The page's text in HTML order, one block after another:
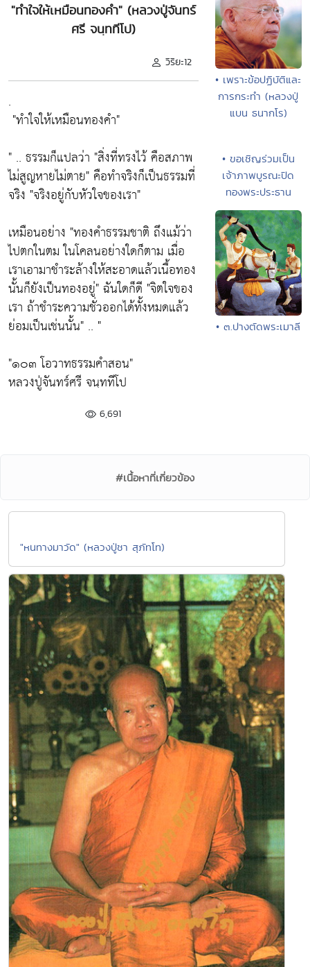
"ทำใจให้เหมือนทองคำ" (หลวงปู่จันทร์
ศรี จนฺททีโป)
วิริยะ12
.
"ทำใจให้เหมือนทองคำ"
" .. ธรรมก็แปลว่า "สิ่งที่ทรงไว้ คือสภาพ
ไม่สูญหายไม่ตาย"คือทำจริงก็เป็นธรรมที่
จริง "จริงอยู่กับหัวใจของเรา"
เหมือนอย่าง "ทองคำธรรมชาติ ถึงแม้ว่า
ไปตกในตม ในโคลนอย่างใดก็ตาม เมื่อ
เราเอามาชำระล้างให้สะอาดแล้วเนื้อทอง
นั้นก็ยังเป็นทองอยู่"ฉันใดก็ดี "จิตใจของ
เรา ถ้าชำระความชั่วออกได้ทั้งหมดแล้ว
ย่อมเป็นเช่นนั้น" .. "
"๑๐๓ โอวาทธรรมคำสอน"
หลวงปู่จันทร์ศรี จนฺททีโป
6,691
• เพราะข้อปฏิบัติและ
การกระทำ (หลวงปู่
แบน ธนากโร)
• ขอเชิญร่วมเป็น
เจ้าภาพบูรณะปิด
ทองพระประธาน
• ๓.ปางตัดพระเมาลี
#เนื้อหาที่เกี่ยวข้อง
"หนทางมาวัด" (หลวงปู่ชา สุภัทโท)